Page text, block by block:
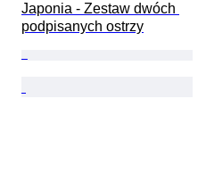
Japonia - Zestaw dwóch
podpisanych ostrzy